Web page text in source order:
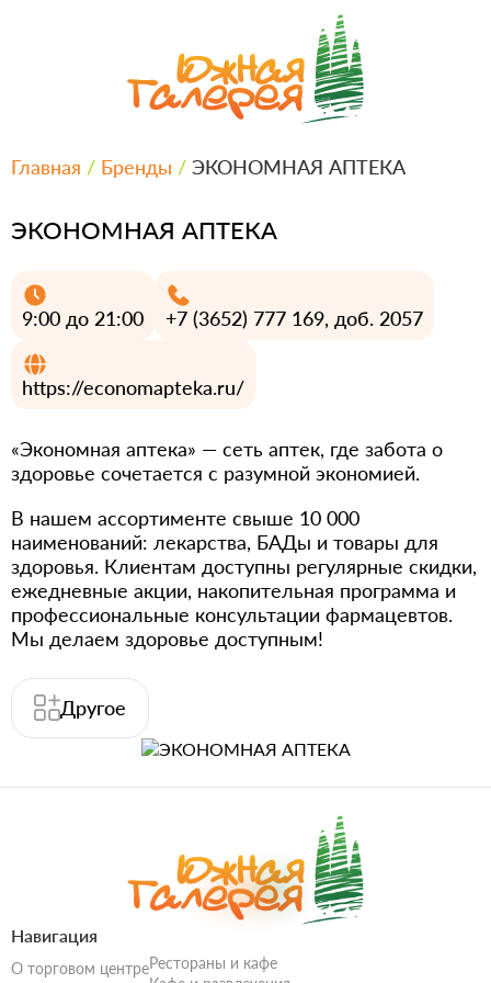
Главная / Бренды / ЭКОНОМНАЯ АПТЕКА
ЭКОНОМНАЯ АПТЕКА
9:00 до 21:00 +7 (3652) 777 169, доб. 2057
https://economapteka.ru/
«Экономная аптека» — сеть аптек, где забота о
здоровье сочетается с разумной экономией.
В нашем ассортименте свыше 10 000
наименований: лекарства, БАДы и товары для
здоровья. Клиентам доступны регулярные скидки,
ежедневные акции, накопительная программа и
профессиональные консультации фармацевтов.
Мы делаем здоровье доступным!
Другое
Навигация
О торговом центреРестораны и кафе